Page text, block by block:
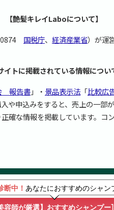
【艶髪キレイLaboについて】
国税庁、 経済産業省）が運
イトに掲載されている情報につい
報告書」・ 景品表示法「比較広
や申込みをすると、売上の一
確な情報を掲載しています。
HOME STAFF 採用情報
断中！ あなたにおすすめのシャン
容師が厳選】おすすめシャンプー